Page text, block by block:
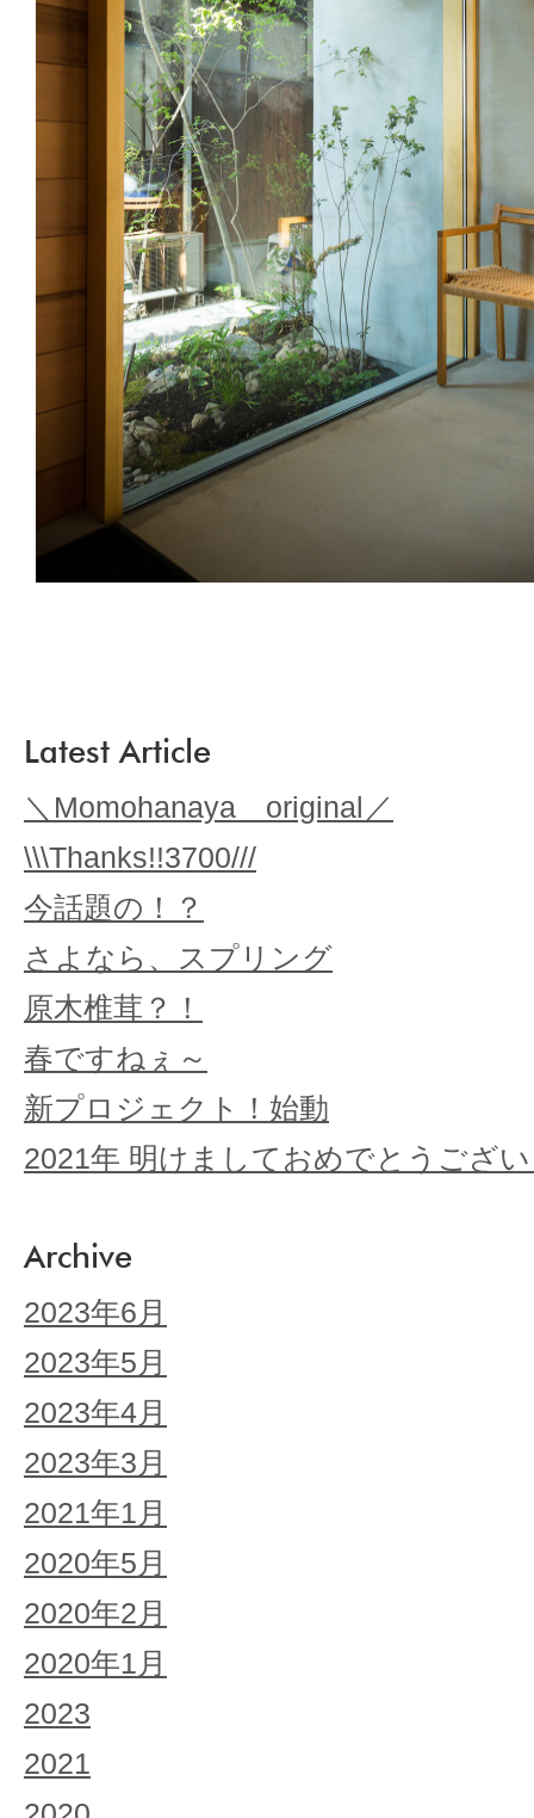
Latest Article
＼Momohanaya original／
\\\Thanks!!3700///
今話題の！？
さよなら、スプリング
原木椎茸？！
春ですねぇ～
新プロジェクト！始動
2021年 明けましておめでとうござ
Archive
2023年6月
2023年5月
2023年4月
2023年3月
2021年1月
2020年5月
2020年2月
2020年1月
2023
2021